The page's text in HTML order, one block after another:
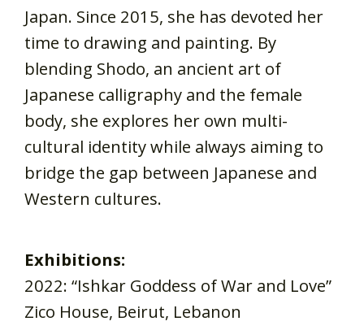
Japan. Since 2015, she has devoted her
time to drawing and painting. By
blending Shodo, an ancient art of
Japanese calligraphy and the female
body, she explores her own multi-
cultural identity while always aiming to
bridge the gap between Japanese and
Western cultures.
Exhibitions:
2022: “Ishkar Goddess of War and Love”
Zico House, Beirut, Lebanon